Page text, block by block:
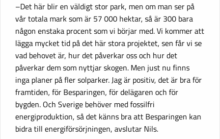
–Det här blir en väldigt stor park, men om man ser på
vår totala mark som är 57 000 hektar, så är 300 bara
någon enstaka procent som vi börjar med. Vi kommer att
lägga mycket tid på det här stora projektet, sen får vi se
vad behovet är, hur det påverkar oss och hur det
påverkar dem som nyttjar skogen. Men just nu finns
inga planer på fler solparker. Jag är positiv, det är bra för
framtiden, för Besparingen, för delägaren och för
bygden. Och Sverige behöver med fossilfri
energiproduktion, så det känns bra att Besparingen kan
bidra till energiförsörjningen, avslutar Nils.